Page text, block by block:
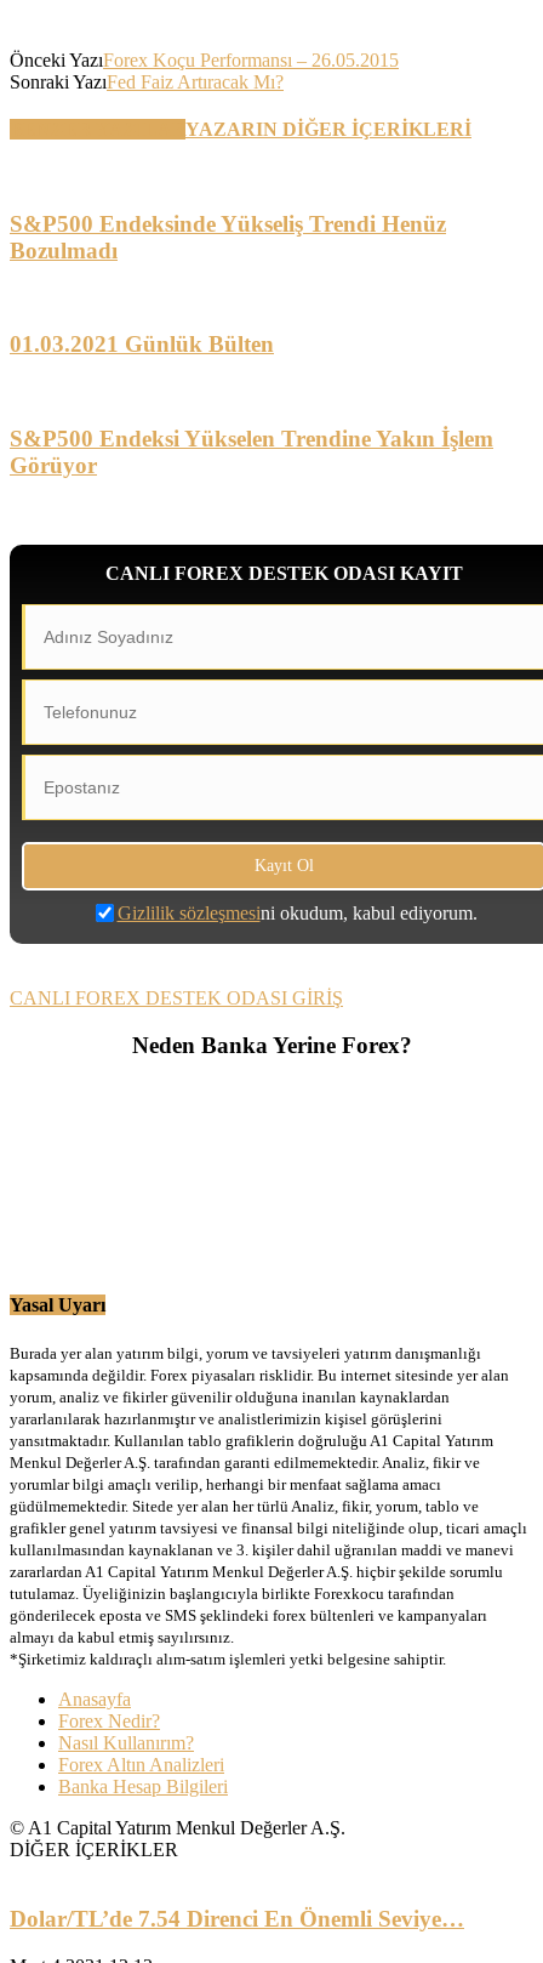
Önceki YazıForex Koçu Performansı – 26.05.2015
Sonraki YazıFed Faiz Artıracak Mı?
YAZARIN DİĞER İÇERİKLERİ
S&P500 Endeksinde Yükseliş Trendi Henüz
Bozulmadı
01.03.2021 Günlük Bülten
S&P500 Endeksi Yükselen Trendine Yakın İşlem
Görüyor
CANLI FOREX DESTEK ODASI KAYIT
Gizlilik sözleşmesini okudum, kabul ediyorum.
CANLI FOREX DESTEK ODASI GİRİŞ
Neden Banka Yerine Forex?
Yasal Uyarı
Burada yer alan yatırım bilgi, yorum ve tavsiyeleri yatırım danışmanlığı
kapsamında değildir. Forex piyasaları risklidir. Bu internet sitesinde yer alan
yorum, analiz ve fikirler güvenilir olduğuna inanılan kaynaklardan
yararlanılarak hazırlanmıştır ve analistlerimizin kişisel görüşlerini
yansıtmaktadır. Kullanılan tablo grafiklerin doğruluğu A1 Capital Yatırım
Menkul Değerler A.Ş. tarafından garanti edilmemektedir. Analiz, fikir ve
yorumlar bilgi amaçlı verilip, herhangi bir menfaat sağlama amacı
güdülmemektedir. Sitede yer alan her türlü Analiz, fikir, yorum, tablo ve
grafikler genel yatırım tavsiyesi ve finansal bilgi niteliğinde olup, ticari amaçlı
kullanılmasından kaynaklanan ve 3. kişiler dahil uğranılan maddi ve manevi
zararlardan A1 Capital Yatırım Menkul Değerler A.Ş. hiçbir şekilde sorumlu
tutulamaz. Üyeliğinizin başlangıcıyla birlikte Forexkocu tarafından
gönderilecek eposta ve SMS şeklindeki forex bültenleri ve kampanyaları
almayı da kabul etmiş sayılırsınız.
*Şirketimiz kaldıraçlı alım-satım işlemleri yetki belgesine sahiptir.
Anasayfa
Forex Nedir?
Nasıl Kullanırım?
Forex Altın Analizleri
Banka Hesap Bilgileri
© A1 Capital Yatırım Menkul Değerler A.Ş.
DİĞER İÇERİKLER
Dolar/TL’de 7.54 Direnci En Önemli Seviye…